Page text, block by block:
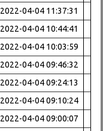
2022-04-04 11:37:31
2022-04-04 10:44:41
2022-04-04 10:03:59
2022-04-04 09:46:32
2022-04-04 09:24:13
2022-04-04 09:10:24
2022-04-04 09:00:07